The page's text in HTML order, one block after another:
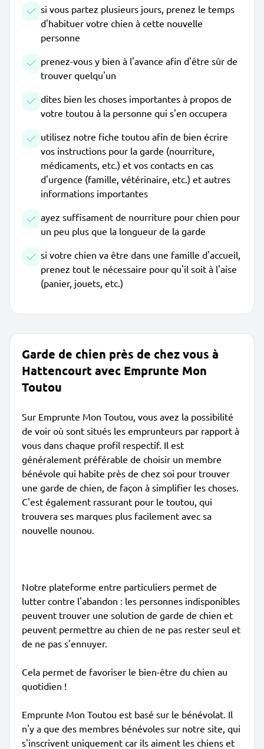
si vous partez plusieurs jours, prenez le temps
d'habituer votre chien à cette nouvelle
personne
prenez-vous y bien à l'avance afin d'être sûr de
trouver quelqu'un
dites bien les choses importantes à propos de
votre toutou à la personne qui s'en occupera
utilisez notre fiche toutou afin de bien écrire
vos instructions pour la garde (nourriture,
médicaments, etc.) et vos contacts en cas
d'urgence (famille, vétérinaire, etc.) et autres
informations importantes
ayez suffisament de nourriture pour chien pour
un peu plus que la longueur de la garde
si votre chien va être dans une famille d'accueil,
prenez tout le nécessaire pour qu'il soit à l'aise
(panier, jouets, etc.)
Garde de chien près de chez vous à
Hattencourt avec Emprunte Mon
Toutou
Sur Emprunte Mon Toutou, vous avez la possibilité
de voir où sont situés les emprunteurs par rapport à
vous dans chaque profil respectif. Il est
généralement préférable de choisir un membre
bénévole qui habite près de chez soi pour trouver
une garde de chien, de façon à simplifier les choses.
C'est également rassurant pour le toutou, qui
trouvera ses marques plus facilement avec sa
nouvelle nounou.
Notre plateforme entre particuliers permet de
lutter contre l'abandon : les personnes indisponibles
peuvent trouver une solution de garde de chien et
peuvent permettre au chien de ne pas rester seul et
de ne pas s'ennuyer.
Cela permet de favoriser le bien-être du chien au
quotidien !
Emprunte Mon Toutou est basé sur le bénévolat. Il
n'y a que des membres bénévoles sur notre site, qui
s'inscrivent uniquement car ils aiment les chiens et